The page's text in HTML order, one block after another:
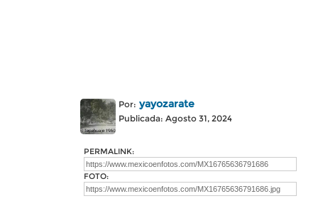
Por: yayozarate
Publicada: Agosto 31, 2024
PERMALINK:
FOTO: